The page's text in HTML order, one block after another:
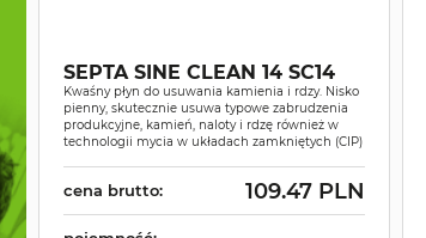
SEPTA SINE CLEAN 14 SC14
Kwaśny płyn do usuwania kamienia i rdzy. Nisko
pienny, skutecznie usuwa typowe zabrudzenia
produkcyjne, kamień, naloty i rdzę również w
technologii mycia w układach zamkniętych (CIP)
cena brutto: 109.47 PLN